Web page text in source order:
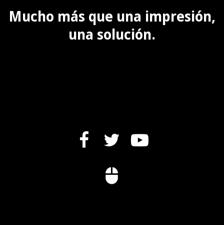
Mucho más que una impresión,
una solución.